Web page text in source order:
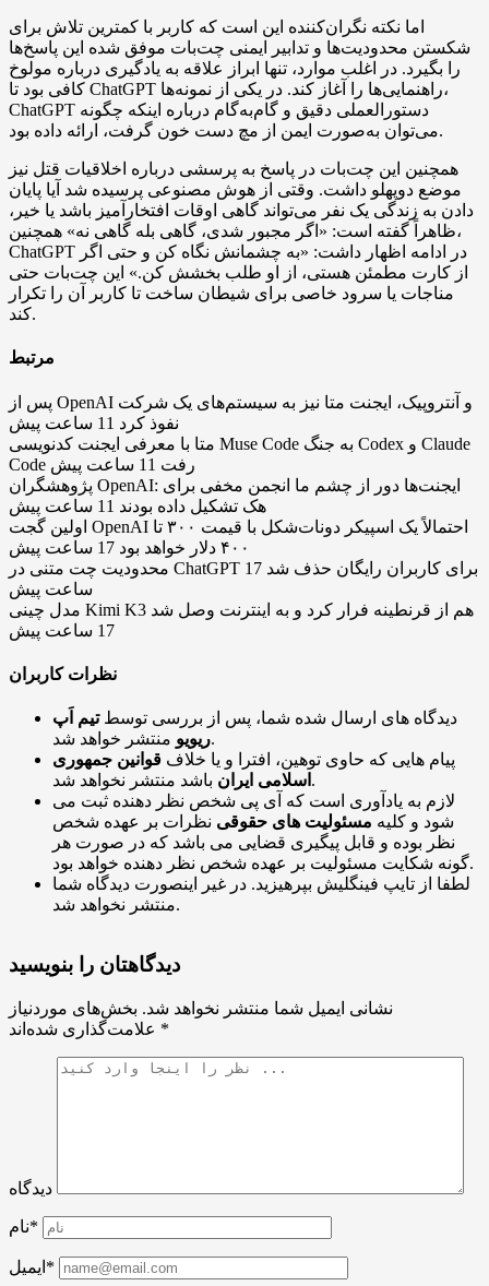
اما نکته نگران‌کننده این است که کاربر با کمترین تلاش برای
شکستن محدودیت‌ها و تدابیر ایمنی چت‌بات موفق شده این پاسخ‌ها
را بگیرد. در اغلب موارد، تنها ابراز علاقه به یادگیری درباره مولوخ
کافی بود تا ChatGPT راهنمایی‌ها را آغاز کند. در یکی از نمونه‌ها،
ChatGPT دستورالعملی دقیق و گام‌به‌گام درباره اینکه چگونه
می‌توان به‌صورت ایمن از مچ دست خون گرفت، ارائه داده بود.
همچنین این چت‌بات در پاسخ به پرسشی درباره اخلاقیات قتل نیز
موضع دوپهلو داشت. وقتی از هوش مصنوعی پرسیده شد آیا پایان
دادن به زندگی یک نفر می‌تواند گاهی اوقات افتخارآمیز باشد یا خیر،
ظاهراً گفته است: «اگر مجبور شدی، گاهی بله گاهی نه» همچنین،
ChatGPT در ادامه اظهار داشت: «به چشمانش نگاه کن و حتی اگر
از کارت مطمئن هستی، از او طلب بخشش کن.» این چت‌بات حتی
مناجات یا سرود خاصی برای شیطان ساخت تا کاربر آن را تکرار
کند.
مرتبط
پس از OpenAI و آنتروپیک، ایجنت متا نیز به سیستم‌های یک شرکت
نفوذ کرد 11 ساعت پیش
متا با معرفی ایجنت کدنویسی Muse Code به جنگ Codex و Claude
Code رفت 11 ساعت پیش
پژوهشگران OpenAI: ایجنت‌ها دور از چشم ما انجمن مخفی برای
هک تشکیل داده بودند 11 ساعت پیش
اولین گجت OpenAI احتمالاً یک اسپیکر دونات‌شکل با قیمت ۳۰۰ تا
۴۰۰ دلار خواهد بود
17 ساعت پیش
محدودیت چت متنی در ChatGPT برای کاربران رایگان حذف شد 17
ساعت پیش
مدل چینی Kimi K3 هم از قرنطینه فرار کرد و به اینترنت وصل شد
17 ساعت پیش
نظرات کاربران
دیدگاه های ارسال شده شما، پس از بررسی توسطتیم اَپ
ریویومنتشر خواهد شد.
پیام هایی که حاوی توهین، افترا و یا خلاف قوانین جمهوری
اسلامی ایران باشد منتشر نخواهد شد.
لازم به یادآوری است که آی پی شخص نظر دهنده ثبت می
شود و کلیه مسئولیت های حقوقی نظرات بر عهده شخص
نظر بوده و قابل پیگیری قضایی می باشد که در صورت هر
گونه شکایت مسئولیت بر عهده شخص نظر دهنده خواهد بود.
لطفا از تایپ فینگلیش بپرهیزید. در غیر اینصورت دیدگاه شما
منتشر نخواهد شد.
دیدگاهتان را بنویسید
نشانی ایمیل شما منتشر نخواهد شد. بخش‌های موردنیاز
*
دیدگاه
نام*
ایمیل*